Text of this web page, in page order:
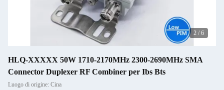
2 / 6
HLQ-XXXXX 50W 1710-2170MHz 2300-2690MHz SMA
Connector Duplexer RF Combiner per Ibs Bts
Luogo di origine: Cina